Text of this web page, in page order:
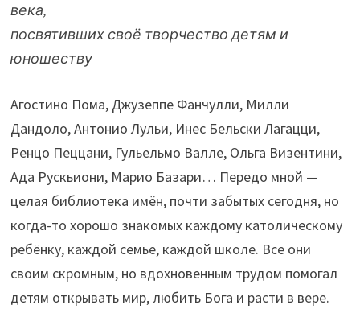
века,
посвятивших своё творчество детям и
юношеству
Агостино Пома, Джузеппе Фанчулли, Милли
Дандоло, Антонио Лульи, Инес Бельски Лагацци,
Ренцо Пеццани, Гульельмо Валле, Ольга Визентини,
Ада Рускьиони, Марио Базари… Передо мной —
целая библиотека имён, почти забытых сегодня, но
когда-то хорошо знакомых каждому католическому
ребёнку, каждой семье, каждой школе. Все они
своим скромным, но вдохновенным трудом помогал
детям открывать мир, любить Бога и расти в вере.